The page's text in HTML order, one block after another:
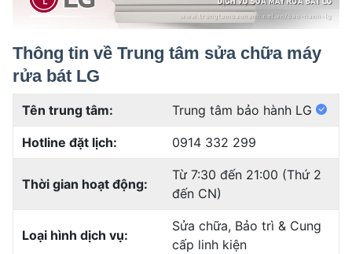
Thông tin về Trung tâm sửa chữa máy
rửa bát LG
Tên trung tâm: Trung tâm bảo hành LG
Hotline đặt lịch: 0914 332 299
Thời gian hoạt động:
Từ 7:30 đến 21:00 (Thứ 2
đến CN)
Loại hình dịch vụ:
Sửa chữa, Bảo trì & Cung
cấp linh kiện